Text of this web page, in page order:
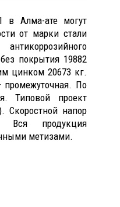
в Алма-ате могут
от марки стали
покрытия 19882
цинком 20673 кг.
По
Типовой проект
Скоростной напор
Вся продукция
метизами.